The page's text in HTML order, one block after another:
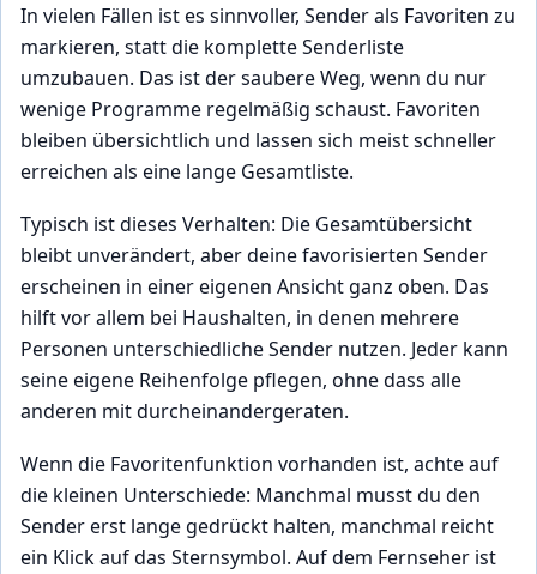
In vielen Fällen ist es sinnvoller, Sender als Favoriten zu
markieren, statt die komplette Senderliste
umzubauen. Das ist der saubere Weg, wenn du nur
wenige Programme regelmäßig schaust. Favoriten
bleiben übersichtlich und lassen sich meist schneller
erreichen als eine lange Gesamtliste.
Typisch ist dieses Verhalten: Die Gesamtübersicht
bleibt unverändert, aber deine favorisierten Sender
erscheinen in einer eigenen Ansicht ganz oben. Das
hilft vor allem bei Haushalten, in denen mehrere
Personen unterschiedliche Sender nutzen. Jeder kann
seine eigene Reihenfolge pflegen, ohne dass alle
anderen mit durcheinandergeraten.
Wenn die Favoritenfunktion vorhanden ist, achte auf
die kleinen Unterschiede: Manchmal musst du den
Sender erst lange gedrückt halten, manchmal reicht
ein Klick auf das Sternsymbol. Auf dem Fernseher ist